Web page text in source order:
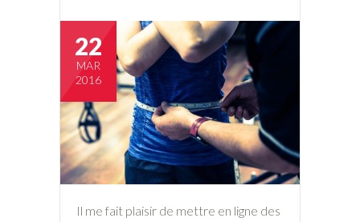
22
MAR
2016
Il me fait plaisir de mettre en ligne des